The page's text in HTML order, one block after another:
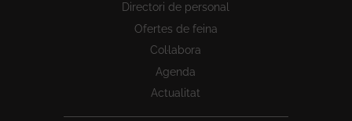
Directori de personal
Ofertes de feina
Col·labora
Agenda
Actualitat